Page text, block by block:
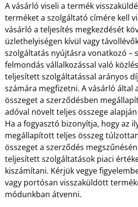
A vásárló viseli a termék
terméket a szolgáltató címére kell
vásárló a teljesítés megkezdését
üzlethelyiségen kívül vagy
szolgáltatás nyújtásra vonatkozó –
felmondás vállalkozással való
teljesített szolgáltatással arányos
számára megfizetni. A vásárló által
összeget a szerződésben
adóval növelt teljes összege
Ha a fogyasztó bizonyítja, hogy az
megállapított teljes összeg
összeget a szerződés
teljesített szolgáltatások piaci
kiszámítani. Kérjük vegye
vagy portósan visszaküldött
módunkban átvenni.